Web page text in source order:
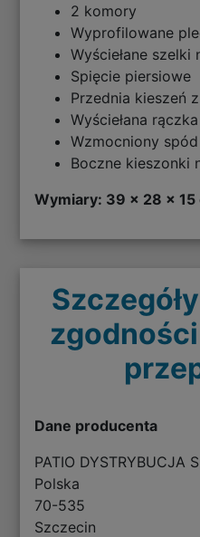
2 komory
Wyprofilowane
Wyściełane szelki
Spięcie piersiowe
Przednia kieszeń
Wyściełana rączka
Wzmocniony spód
Boczne kieszonki
Wymiary: 39 x 28 x 15
Dane producenta
PATIO DYSTRYBUCJA
Polska
70-535
Szczecin